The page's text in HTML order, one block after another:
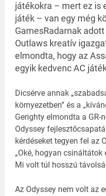
játékokra – mert ez is
játék – van egy még
GamesRadarnak
Outlaws kreatív
elmondta, hogy az
egyik kedvenc AC
Dicsérve annak
környezetben” és a
Gerighty elmondta a GR-
Odyssey
kérdéseket tegyen fel az
„Oké, hogyan
Mi volt túl hosszú
Az Odyssey nem volt az